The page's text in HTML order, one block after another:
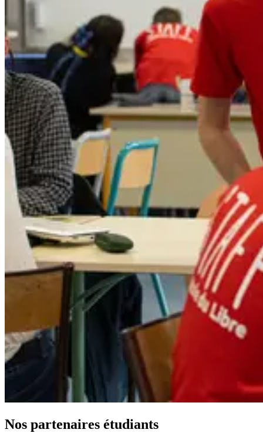
Nos partenaires étudiants